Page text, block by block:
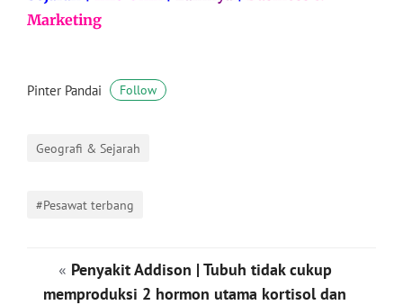
Marketing
Pinter Pandai Follow
Geografi & Sejarah
#Pesawat terbang
« Penyakit Addison | Tubuh tidak cukup
memproduksi 2 hormon utama kortisol dan